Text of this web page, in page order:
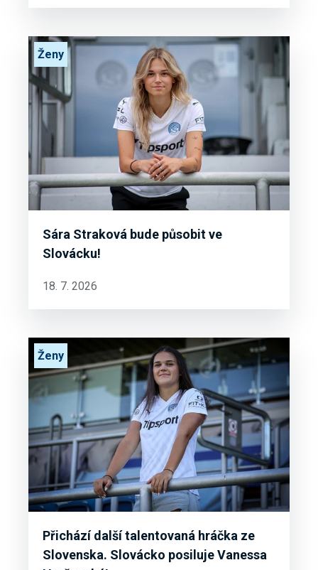
Sára Straková bude působit ve
Slovácku!
Ženy
18. 7. 2026
Přichází další talentovaná hráčka ze
Slovenska. Slovácko posiluje Vanessa
Ženy